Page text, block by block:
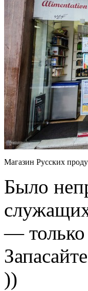
Магазин Русских
Было
— только
))